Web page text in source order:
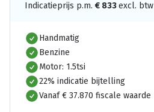
Indicatieprijs p.m. € 833excl. btw
Handmatig
Benzine
Motor: 1.5tsi
22% indicatie bijtelling
Vanaf € 37.870 fiscale waarde